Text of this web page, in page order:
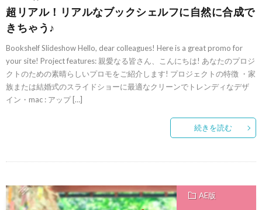
オープニング
プロフィール
プロフィール
超リアル！リアルなブックシェルフに自然に合成で
きちゃう♪
Bookshelf Slideshow Hello, dear colleagues! Here is a great promo for
your site! Project features: 親愛なる皆さん、こんにちは! あなたのプロジ
クトのための素晴らしいプロモをご紹介します! プロジェクトの特徴 ・家
族または結婚式のスライドショーに最適なクリーンでトレンディなデザ
イン・mac : アップ […]
続きを読む
AE版